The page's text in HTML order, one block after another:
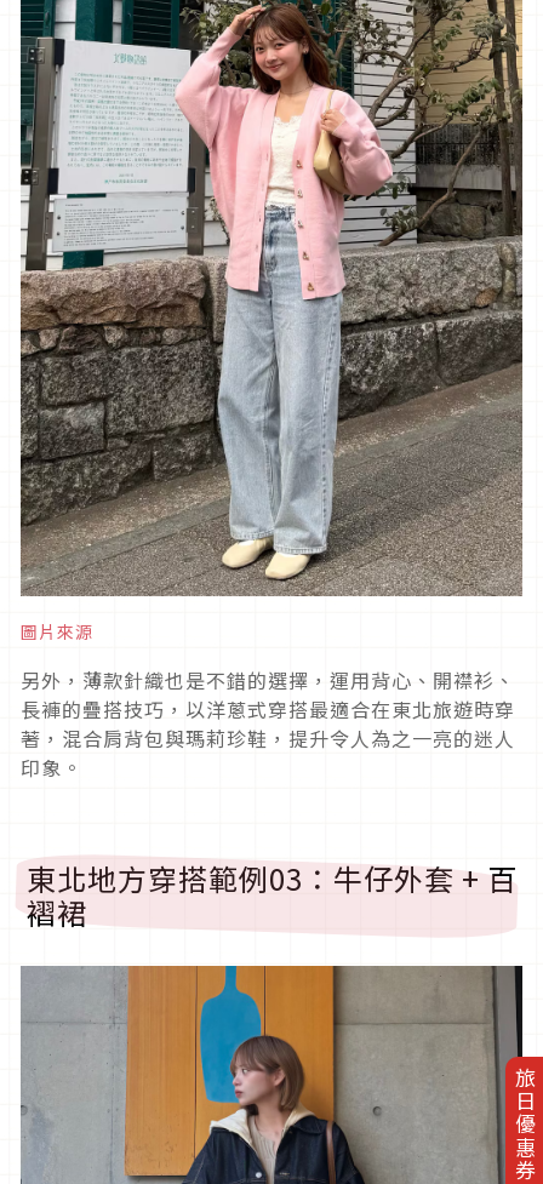
旅日優惠券
圖片來源
另外，薄款針織也是不錯的選擇，運用背心、開襟衫、
長褲的疊搭技巧，以洋蔥式穿搭最適合在東北旅遊時穿
著，混合肩背包與瑪莉珍鞋，提升令人為之一亮的迷人
印象。
東北地方穿搭範例03 ：牛仔外套+百
褶裙